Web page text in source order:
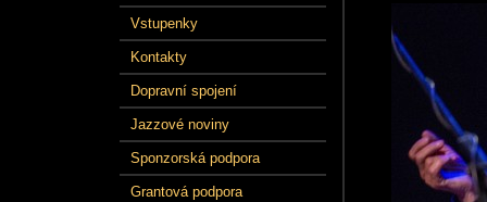
Vstupenky
Kontakty
Dopravní spojení
Jazzové noviny
Sponzorská podpora
Grantová podpora